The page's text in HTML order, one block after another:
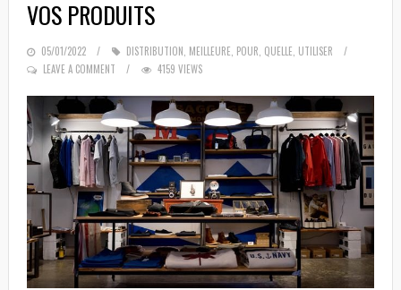
VOS PRODUITS
POSTED
ON
05/01/2022 DISTRIBUTION MEILLEURE POUR QUELLE UTILISER
LEAVE A COMMENT
4159 VIEWS